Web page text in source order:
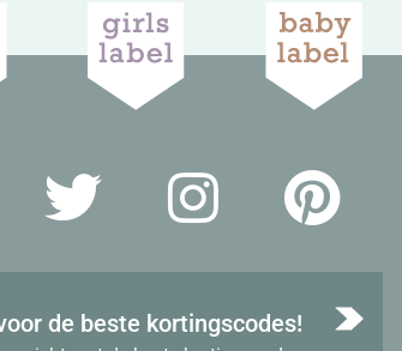
de beste kortingscodes!